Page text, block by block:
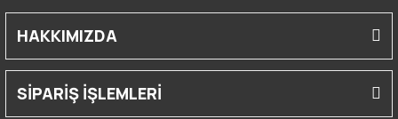
HAKKIMIZDA
SİPARİŞ İŞLEMLERİ